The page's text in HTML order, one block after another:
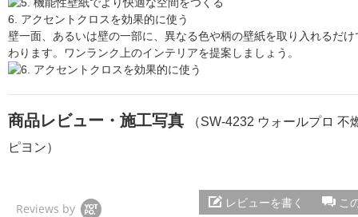
6. アクセントクロスを効果的に使う
壁一面、あるいは壁の一部に、異なる色や柄の壁紙を取り入れるだ
わります。ワンランク上のインテリアを提案しましょう。
商品レビュー・施工写真
（SW-4232 ウォールプロ
ピヨン）
Reviews by こ
レビューを書く